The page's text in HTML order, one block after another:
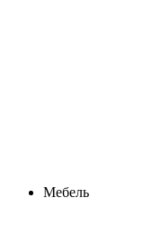
Мебель